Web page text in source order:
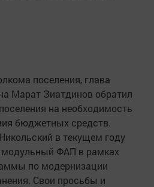
поселения, глава
Марат Зиатдинов обратил
на необходимость
бюджетных средств.
в текущем году
модульный ФАП в рамках
по модернизации
Свои просьбы и